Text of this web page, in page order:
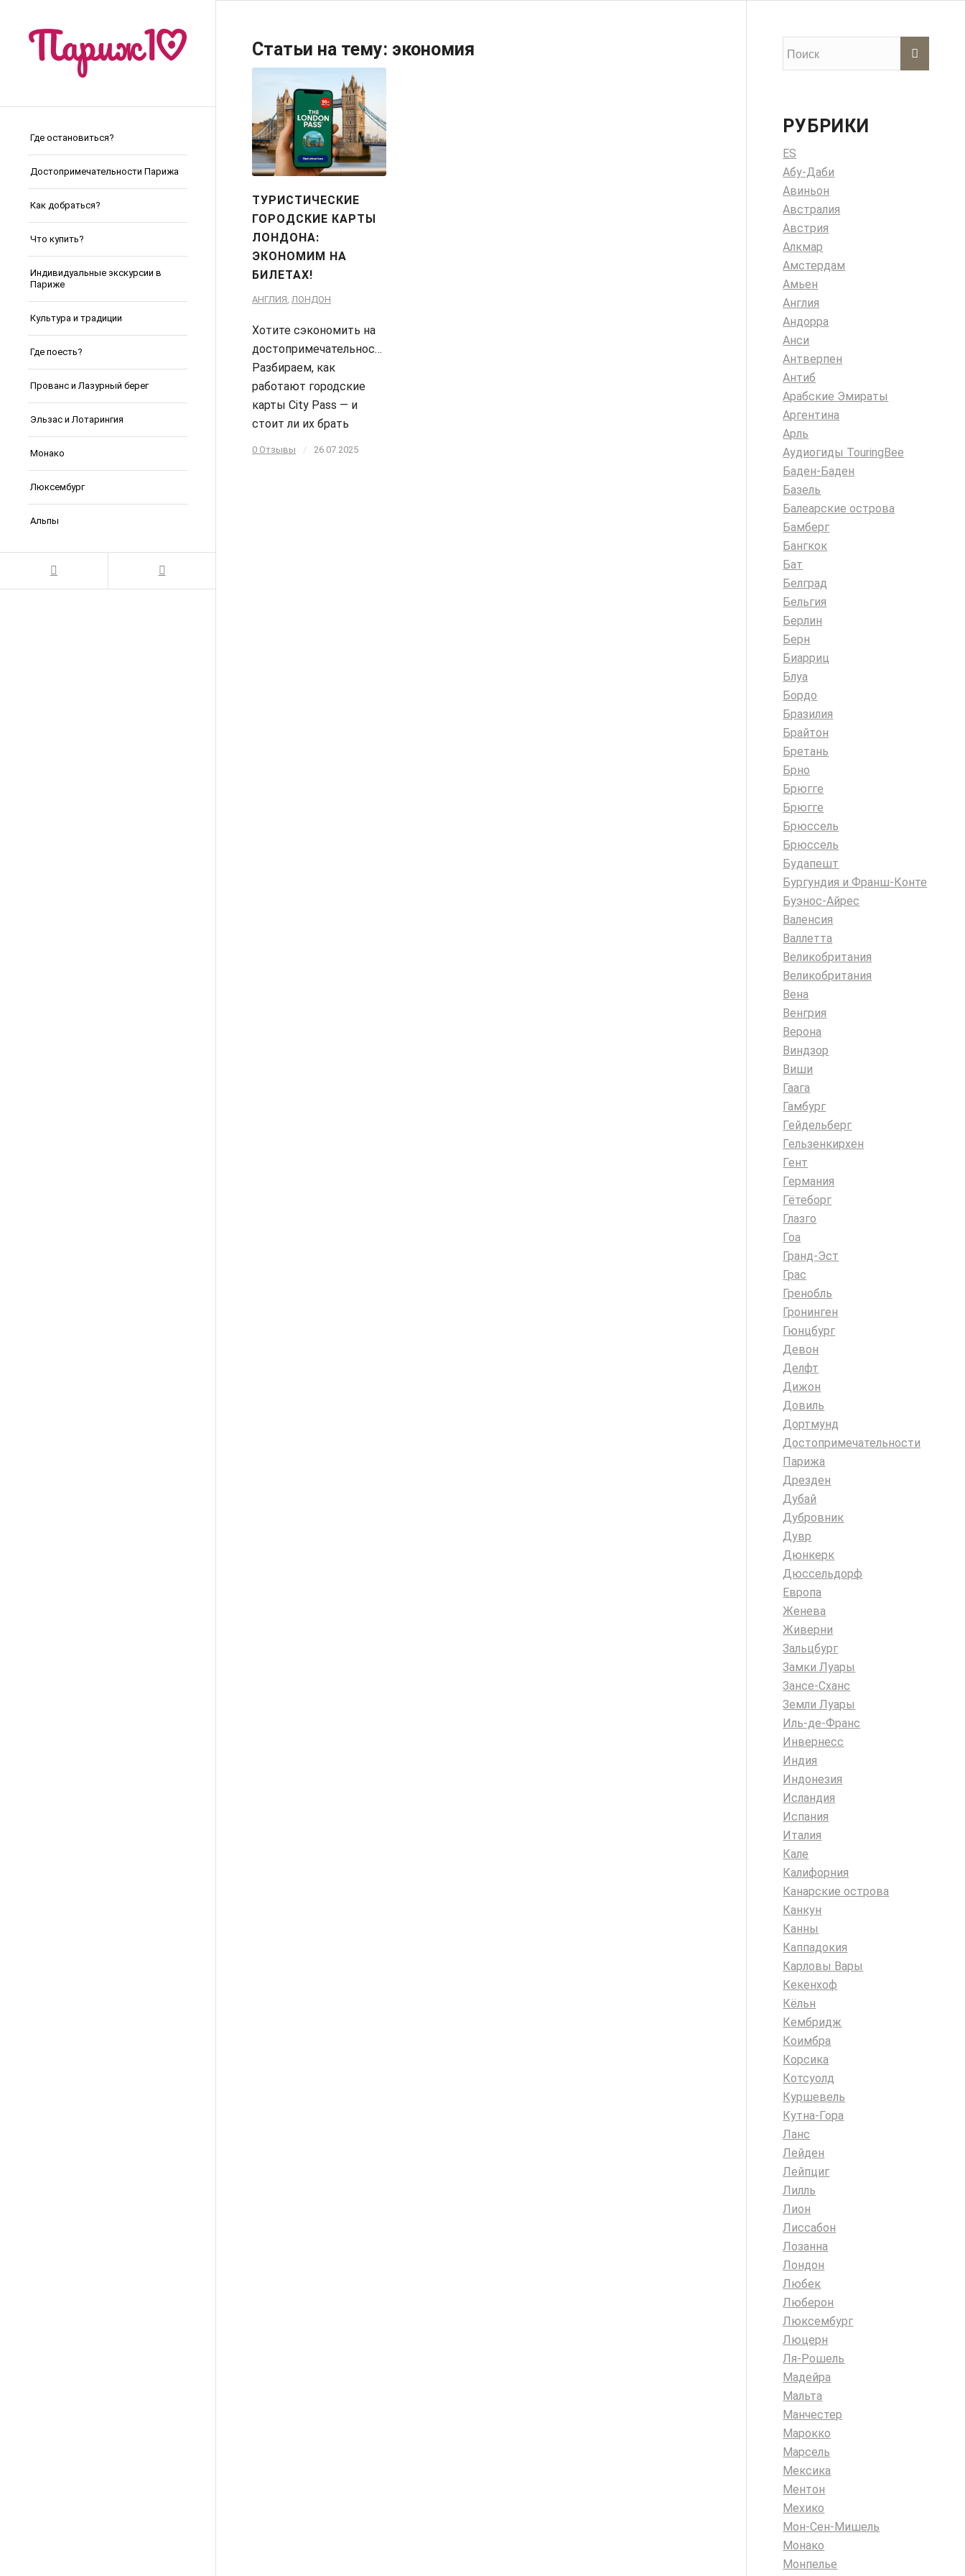
Где остановиться?
Достопримечательности Парижа
Как добраться?
Что купить?
Индивидуальные экскурсии в
Париже
Культура и традиции
Где поесть?
Прованс и Лазурный берег
Эльзас и Лотарингия
Монако
Люксембург
Альпы
Статьи на тему: экономия
ТУРИСТИЧЕСКИЕ
ГОРОДСКИЕ КАРТЫ
ЛОНДОНА:
ЭКОНОМИМ НА
БИЛЕТАХ!
АНГЛИЯ, ЛОНДОН
Хотите сэкономить на
достопримечательностях?
Разбираем, как
работают городские
карты City Pass — и
стоит ли их брать
0 Отзывы / 26.07.2025
РУБРИКИ
ES
Абу-Даби
Авиньон
Австралия
Австрия
Алкмар
Амстердам
Амьен
Англия
Андорра
Анси
Антверпен
Антиб
Арабские Эмираты
Аргентина
Арль
Аудиогиды TouringBee
Баден-Баден
Базель
Балеарские острова
Бамберг
Бангкок
Бат
Белград
Бельгия
Берлин
Берн
Биарриц
Блуа
Бордо
Бразилия
Брайтон
Бретань
Брно
Брюгге
Брюгге
Брюссель
Брюссель
Будапешт
Бургундия и Франш-Конте
Буэнос-Айрес
Валенсия
Валлетта
Великобритания
Великобритания
Вена
Венгрия
Верона
Виндзор
Виши
Гаага
Гамбург
Гейдельберг
Гельзенкирхен
Гент
Германия
Гётеборг
Глазго
Гоа
Гранд-Эст
Грас
Гренобль
Гронинген
Гюнцбург
Девон
Делфт
Дижон
Довиль
Дортмунд
Достопримечательности
Парижа
Дрезден
Дубай
Дубровник
Дувр
Дюнкерк
Дюссельдорф
Европа
Женева
Живерни
Зальцбург
Замки Луары
Зансе-Сханс
Земли Луары
Иль-де-Франс
Инвернесс
Индия
Индонезия
Исландия
Испания
Италия
Кале
Калифорния
Канарские острова
Канкун
Канны
Каппадокия
Карловы Вары
Кекенхоф
Кёльн
Кембридж
Коимбра
Корсика
Котсуолд
Куршевель
Кутна-Гора
Ланс
Лейден
Лейпциг
Лилль
Лион
Лиссабон
Лозанна
Лондон
Любек
Люберон
Люксембург
Люцерн
Ля-Рошель
Мадейра
Мальта
Манчестер
Марокко
Марсель
Мексика
Ментон
Мехико
Мон-Сен-Мишель
Монако
Монпелье